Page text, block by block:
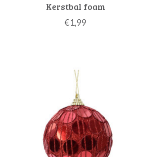
Kerstbal foam
€1,99